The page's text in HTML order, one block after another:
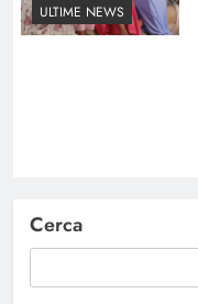
ULTIME NEWS
Cerca